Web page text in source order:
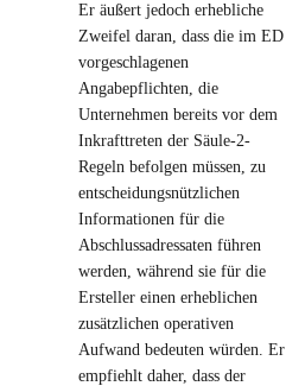
Er äußert jedoch erhebliche
Zweifel daran, dass die im ED
vorgeschlagenen
Angabepflichten, die
Unternehmen bereits vor dem
Inkrafttreten der Säule-2-
Regeln befolgen müssen, zu
entscheidungsnützlichen
Informationen für die
Abschlussadressaten führen
werden, während sie für die
Ersteller einen erheblichen
zusätzlichen operativen
Aufwand bedeuten würden. Er
empfiehlt daher, dass der